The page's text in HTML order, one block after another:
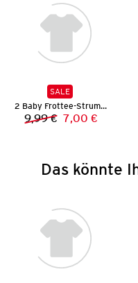
SALE
2 Baby Frottee-Strumpfhosen
Vorheriger
9,99 € Neuer Preis:
7,00 €
Das könnte